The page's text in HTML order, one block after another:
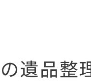
遺品整